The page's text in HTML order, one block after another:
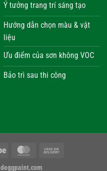
Ý tưởng trang trí sáng tạo
Hướng dẫn chọn màu & vật
liệu
Ưu điểm của sơn không VOC
Bảo trì sau thi công
deggpaint.com